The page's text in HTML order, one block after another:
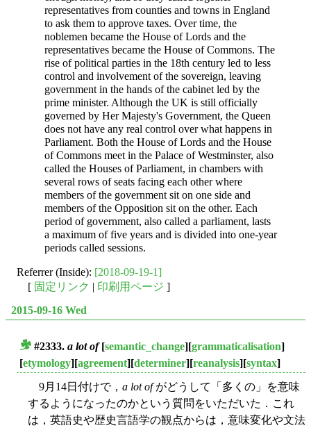
representatives from counties and towns in England
to ask them to approve taxes. Over time, the
noblemen became the House of Lords and the
representatives became the House of Commons. The
rise of political parties in the 18th century led to less
control and involvement of the sovereign, leaving
government in the hands of the cabinet led by the
prime minister. Although the UK is still officially
governed by Her Majesty's Government, the Queen
does not have any real control over what happens in
Parliament. Both the House of Lords and the House
of Commons meet in the Palace of Westminster, also
called the Houses of Parliament, in chambers with
several rows of seats facing each other where
members of the government sit on one side and
members of the Opposition sit on the other. Each
period of government, also called a parliament, lasts
a maximum of five years and is divided into one-year
periods called sessions.
Referrer (Inside): [2018-09-19-1]
[ 固定リンク | 印刷用ページ ]
2015-09-16 Wed
#2333. a lot of[semantic_change][grammaticalisation]
[etymology][agreement][determiner][reanalysis][syntax]
9月14日付けで， a lot ofがどうして「多くの」を意味
するようになったのかという質問をいただいた．これ
は，英語史や歴史言語学の観点からは，意味変化や文法